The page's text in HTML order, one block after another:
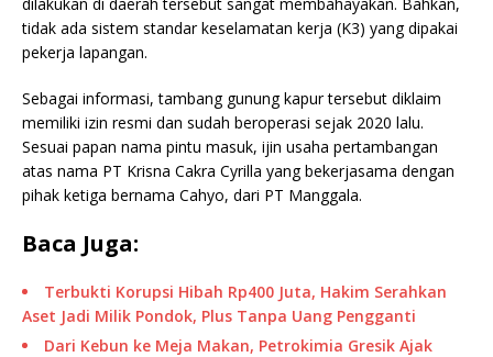
tidak ada sistem standar keselamatan kerja (K3) yang dipakai
pekerja lapangan.
Sebagai informasi, tambang gunung kapur tersebut diklaim
memiliki izin resmi dan sudah beroperasi sejak 2020 lalu.
Sesuai papan nama pintu masuk, ijin usaha pertambangan
atas nama PT Krisna Cakra Cyrilla yang bekerjasama dengan
pihak ketiga bernama Cahyo, dari PT Manggala.
Baca Juga:
Terbukti Korupsi Hibah Rp400 Juta, Hakim Serahkan
Aset Jadi Milik Pondok, Plus Tanpa Uang Pengganti
Dari Kebun ke Meja Makan, Petrokimia Gresik Ajak